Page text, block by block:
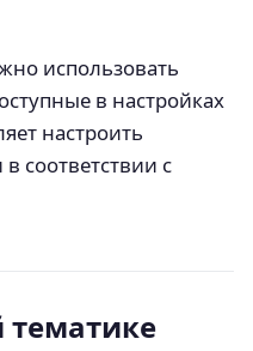
использовать
в настройках
настроить
соответствии с
тематике